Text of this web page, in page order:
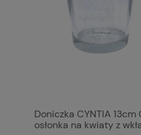
Doniczka CYNTIA 13cm
osłonka na kwiaty z